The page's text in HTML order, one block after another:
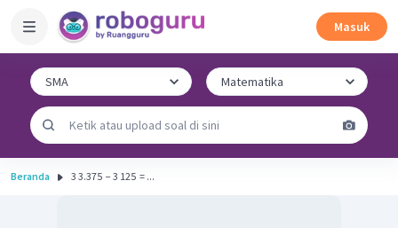
Masuk
Beranda 3 3.375 ​ − 3 125 ​ = ...